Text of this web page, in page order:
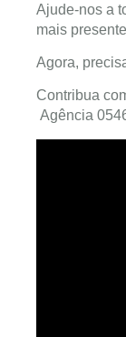
Ajude-nos a
mais
Agora,
Contribua
Agência